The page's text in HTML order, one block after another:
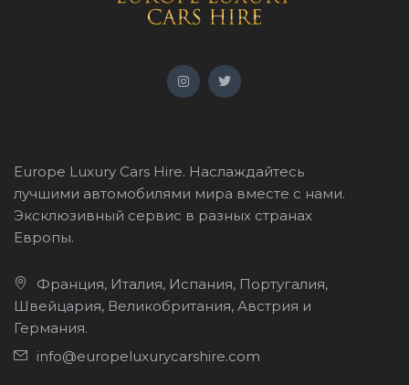
Europe Luxury Cars Hire. Наслаждайтесь
лучшими автомобилями мира вместе с нами.
Эксклюзивный сервис в разных странах
Европы.
Франция, Италия, Испания, Португалия,
Швейцария, Великобритания, Австрия и
Германия.
info@europeluxurycarshire.com